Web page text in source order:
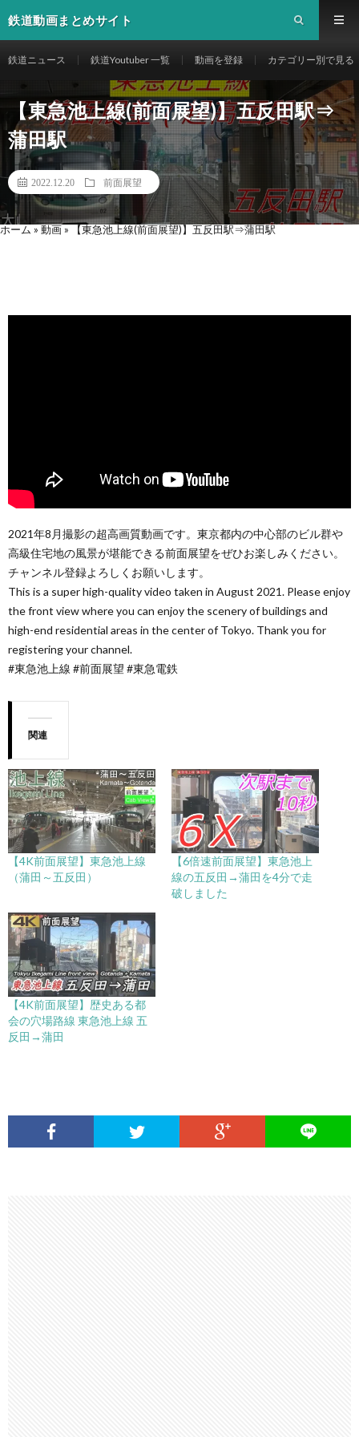
鉄道動画まとめサイト
鉄道ニュース 鉄道Youtuber 一覧 動画を登録 カテゴリー別で見る
【東急池上線(前面展望)】五反田駅⇒
蒲田駅
2022.12.20 前面展望
ホーム » 動画 » 【東急池上線(前面展望)】五反田駅⇒蒲田駅
2021年8月撮影の超高画質動画です。東京都内の中心部のビル群や
高級住宅地の風景が堪能できる前面展望をぜひお楽しみください。
チャンネル登録よろしくお願いします。
This is a super high-quality video taken in August 2021. Please enjoy
the front view where you can enjoy the scenery of buildings and
high-end residential areas in the center of Tokyo. Thank you for
registering your channel.
#東急池上線 #前面展望 #東急電鉄
関連
【4K前面展望】東急池上線
（蒲田～五反田）
【6倍速前面展望】東急池上
線の五反田→蒲田を4分で走
破しました
【4K前面展望】歴史ある都
会の穴場路線 東急池上線 五
反田→蒲田